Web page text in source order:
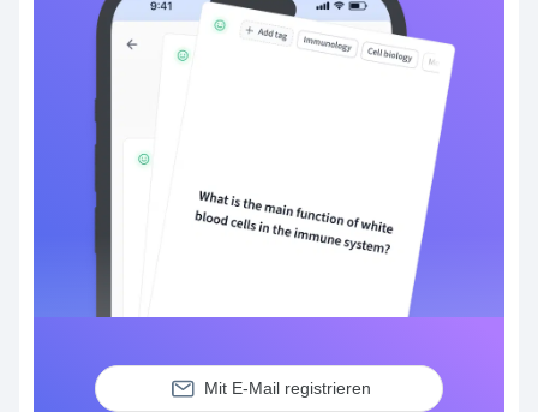
Mit E-Mail registrieren